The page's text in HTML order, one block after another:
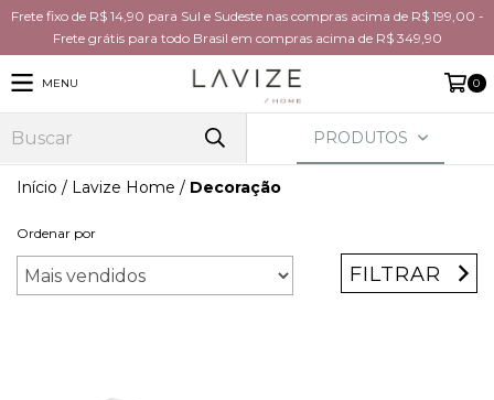
Frete fixo de R$ 14,90 para Sul e Sudeste nas compras acima de R$ 199,00 -
Frete grátis para todo Brasil em compras acima de R$ 349,90
MENU 0
PRODUTOS
Início / Lavize Home / Decoração
Ordenar por
FILTRAR